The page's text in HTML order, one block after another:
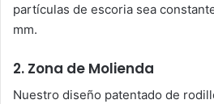
partículas de escoria sea
mm.
2. Zona de Molienda
Nuestro diseño patentado de